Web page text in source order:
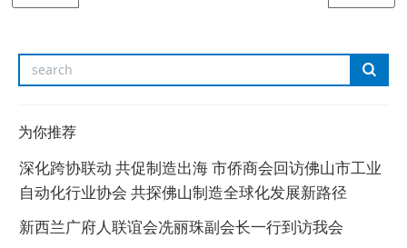
为你推荐
深化跨协联动 共促制造出海 市侨商会回访佛山市工业
自动化行业协会 共探佛山制造全球化发展新路径
新西兰广府人联谊会冼丽珠副会长一行到访我会